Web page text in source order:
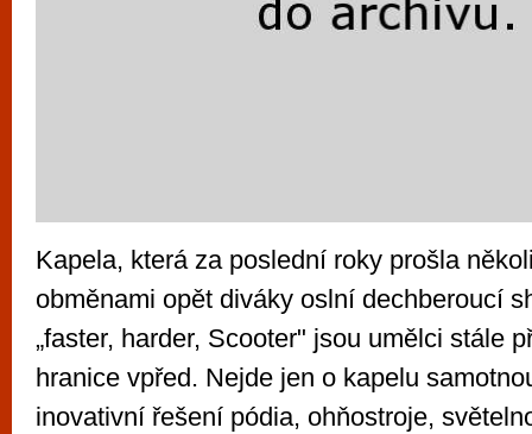
Kapela, která za poslední roky prošla
obměnami opět diváky oslní dechberoucí
„faster, harder, Scooter" jsou umělci stále
hranice vpřed. Nejde jen o kapelu
inovativní řešení pódia, ohňostroje,